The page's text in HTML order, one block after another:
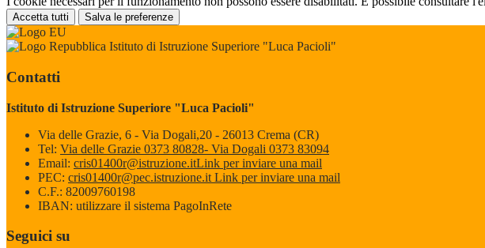
Accetta tutti Salva le preferenze
Istituto di Istruzione Superiore "Luca Pacioli"
Contatti
Istituto di Istruzione Superiore "Luca Pacioli"
Via delle Grazie, 6 - Via Dogali,20 - 26013 Crema (CR)
Tel: Via delle Grazie 0373 80828- Via Dogali 0373 83094
Email: cris01400r@istruzione.itLink per inviare una mail
PEC: cris01400r@pec.istruzione.it Link per inviare una mail
C.F.: 82009760198
IBAN: utilizzare il sistema PagoInRete
Seguici su